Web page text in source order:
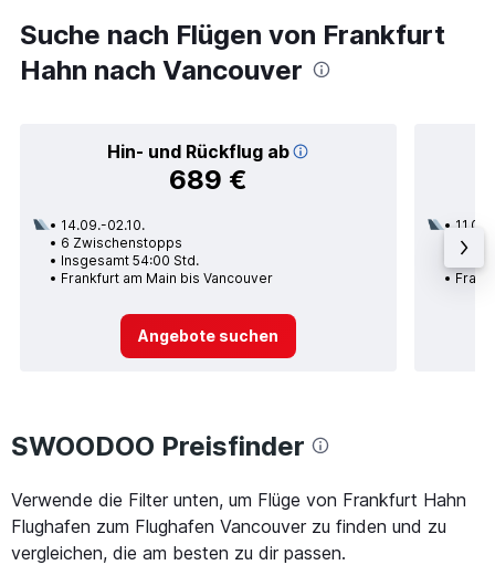
Suche nach Flügen von Frankfurt
Hahn nach Vancouver
Hin- und Rückflug ab
689 €
14.09.-02.10.
6 Zwischenstopps
Insgesamt 54:00 Std.
Frankfurt am Main bis Vancouver
Angebote suchen
11.08.
2
SWOODOO Preisfinder
Verwende die Filter unten, um Flüge von Frankfurt Hahn
Flughafen zum Flughafen Vancouver zu finden und zu
vergleichen, die am besten zu dir passen.